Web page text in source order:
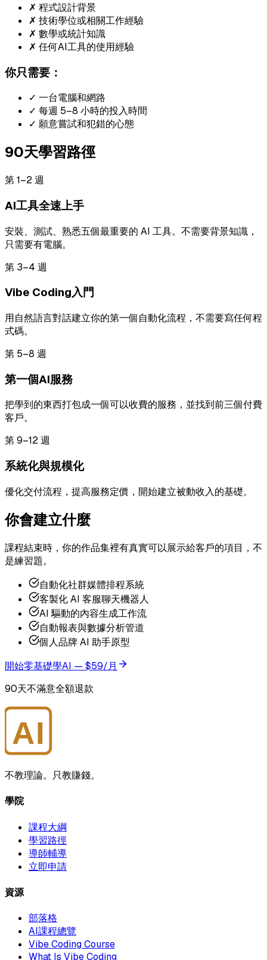
✗ 程式設計背景
✗ 技術學位或相關工作經驗
✗ 數學或統計知識
✗ 任何AI工具的使用經驗
你只需要：
✓ 一台電腦和網路
✓ 每週 5–8 小時的投入時間
✓ 願意嘗試和犯錯的心態
90天學習路徑
第 1–2 週
AI工具全速上手
安裝、測試、熟悉五個最重要的 AI 工具。不需要背景知識，
只需要有電腦。
第 3–4 週
Vibe Coding入門
用自然語言對話建立你的第一個自動化流程，不需要寫任何程
式碼。
第 5–8 週
第一個AI服務
把學到的東西打包成一個可以收費的服務，並找到前三個付費
客戶。
第 9–12 週
系統化與規模化
優化交付流程，提高服務定價，開始建立被動收入的基礎。
你會建立什麼
課程結束時，你的作品集裡有真實可以展示給客戶的項目，不
是練習題。
自動化社群媒體排程系統
客製化 AI 客服聊天機器人
AI 驅動的內容生成工作流
自動報表與數據分析管道
個人品牌 AI 助手原型
開始零基礎學AI — $59/月
90天不滿意全額退款
AI
不教理論。只教賺錢。
學院
課程大綱
學習路徑
導師輔導
立即申請
資源
部落格
AI課程總覽
Vibe Coding Course
What Is Vibe Coding